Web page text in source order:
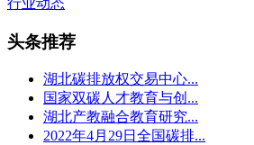
头条推荐
湖北碳排放权交易中心...
国家双碳人才教育与创...
湖北产教融合教育研究...
2022年4月29日全国碳排...